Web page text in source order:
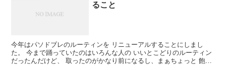
ること
今年はパソドブレのルーティンを リニューアルすることにしまし
た。 今まで踊っていたのはいろんな人の いいとこどりのルーティン
だったんだけど、 取ったのがかなり前になるし、まぁちょっと 飽き